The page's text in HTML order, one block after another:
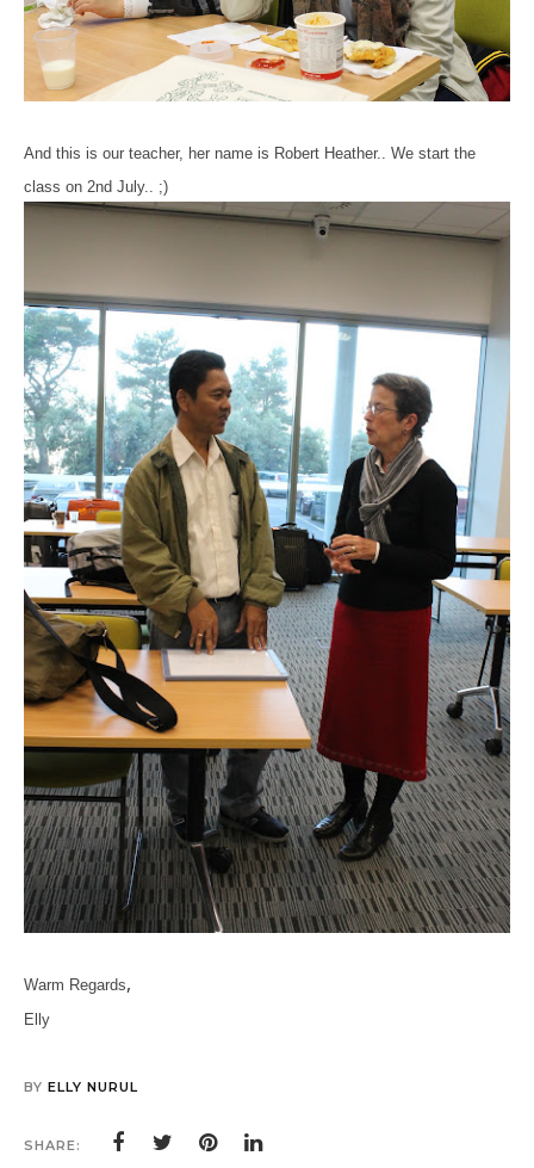
And this is our teacher, her name is Robert Heather.. We start the
class on 2nd July.. ;)
Warm Regards,
Elly
BY ELLY NURUL
SHARE: